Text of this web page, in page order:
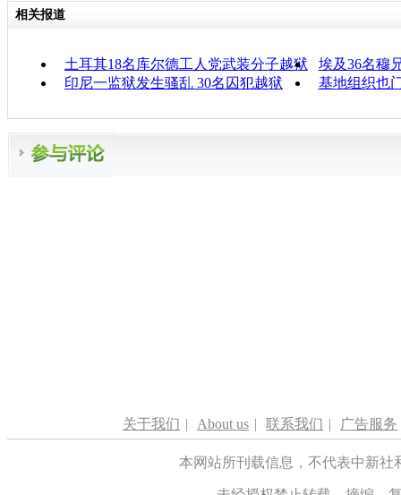
相关报道
土耳其18名库尔德工人党武装分子越狱
埃及36名穆
印尼一监狱发生骚乱 30名囚犯越狱
基地组织也
关于我们 | About us | 联系我们 | 广告服务
本网站所刊载信息，不代表中新